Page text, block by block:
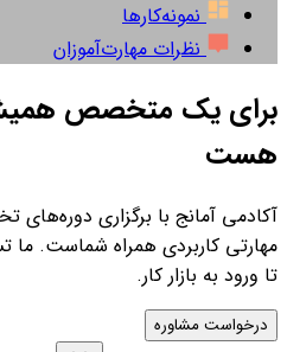
نمونه‌کارها
نظرات مهارت‌آموزان
برای یک متخصص
هست
آکادمی آمانج با برگزاری دوره‌های
مهارتی کاربردی همراه شماست. ما
تا ورود به بازار کار.
درخواست مشاوره